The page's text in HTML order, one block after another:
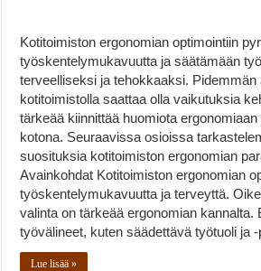
Kotitoimiston ergonomian optimointiin
työskentelymukavuutta ja säätämään
terveelliseksi ja tehokkaaksi. Pidemmän
kotitoimistolla saattaa olla vaikutuksia
tärkeää kiinnittää huomiota
kotona. Seuraavissa osioissa
suosituksia kotitoimiston ergonomian
Avainkohdat Kotitoimiston ergonomian
työskentelymukavuutta ja terveyttä.
valinta on tärkeää ergonomian kannalta.
työvälineet, kuten säädettävä työtuoli ja
Lue lisää »